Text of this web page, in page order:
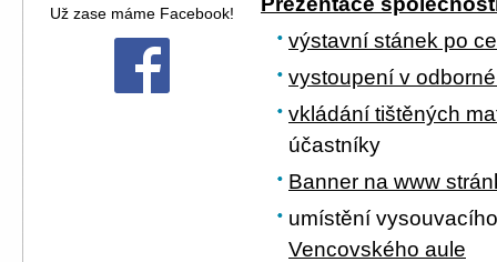
Už zase máme Facebook!
výstavní stánek po
vystoupení v
vkládání tištěných
účastníky
Banner na www
umístění
Vencovského aule